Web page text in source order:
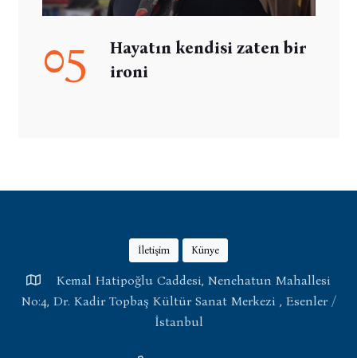
05
Hayatın kendisi zaten bir
ironi
İletişim Künye
Kemal Hatipoğlu Caddesi, Nenehatun Mahallesi
No:4, Dr. Kadir Topbaş Kültür Sanat Merkezi , Esenler /
İstanbul